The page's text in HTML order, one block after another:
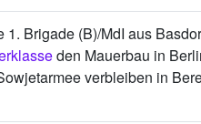
Brigade (B)/MdI aus
den Mauerbau in
verbleiben in